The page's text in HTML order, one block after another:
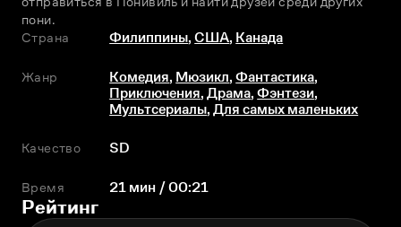
пони.
Страна
Филиппины,США, Канада
Жанр Комедия, Мюзикл,Фантастика,
Приключения,Драма,Фэнтези,
Мультсериалы,Для самых маленьких
Качество SD
Время 21 мин / 00:21
Рейтинг